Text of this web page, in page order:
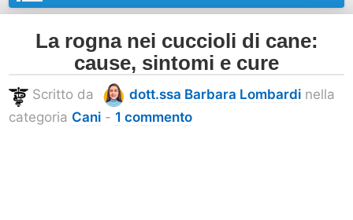
La rogna nei cuccioli di cane:
cause, sintomi e cure
Scritto da dott.ssa Barbara Lombardi nella
categoria Cani - 1 commento